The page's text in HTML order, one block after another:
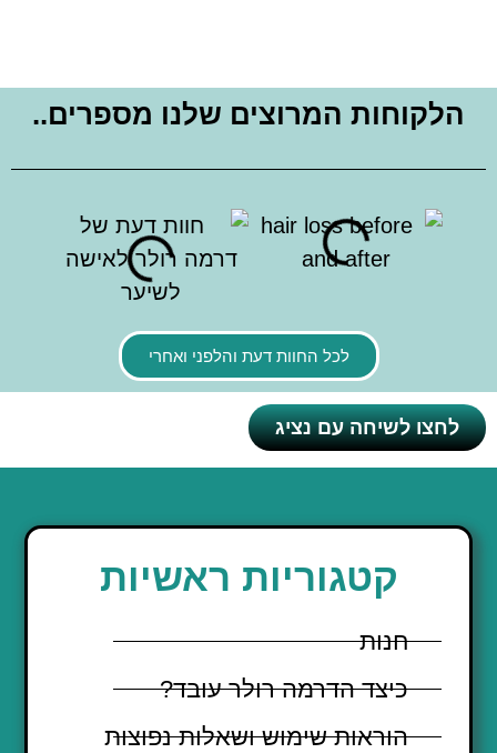
הלקוחות המרוצים שלנו מספרים..
לכל החוות דעת והלפני ואחרי
לחצו לשיחה עם נציג
קטגוריות ראשיות
חנות
כיצד הדרמה רולר עובד?
הוראות שימוש ושאלות נפוצות